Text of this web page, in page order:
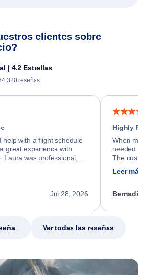
clientes sobre
| 4.2 Estrellas
reseñas
help with a flight schedule
great experience with
Laura was professional,
helpful throughout the
found a solution and
service.
Jul 28, 2026
Highly
When my
needed
The
calm,
my issue.
Leer más
Ver todas las reseñas